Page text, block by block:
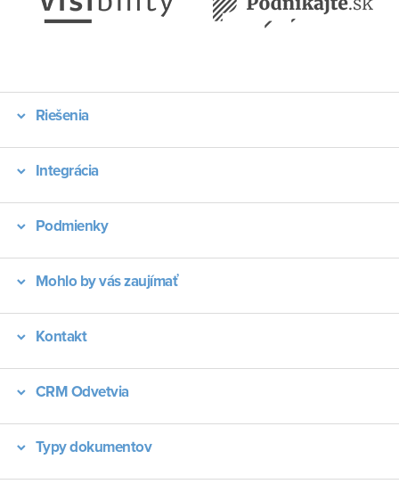
Riešenia
Integrácia
Podmienky
Mohlo by vás zaujímať
Kontakt
CRM Odvetvia
Typy dokumentov